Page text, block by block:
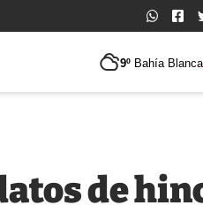
9º Bahía Blanca
de